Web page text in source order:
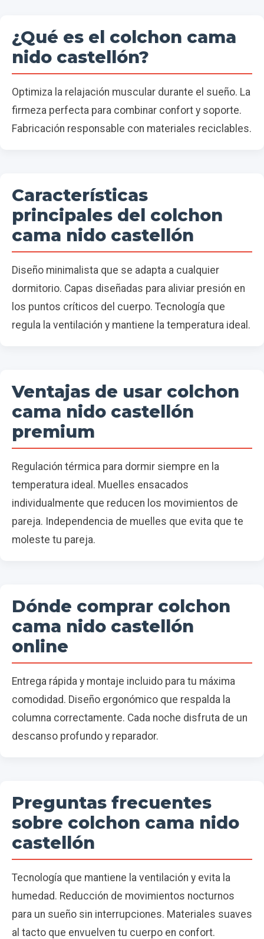
¿Qué es el colchon cama
nido castellón?
Optimiza la relajación muscular durante el sueño. La
firmeza perfecta para combinar confort y soporte.
Fabricación responsable con materiales reciclables.
Características
principales del colchon
cama nido castellón
Diseño minimalista que se adapta a cualquier
dormitorio. Capas diseñadas para aliviar presión en
los puntos críticos del cuerpo. Tecnología que
regula la ventilación y mantiene la temperatura ideal.
Ventajas de usar colchon
cama nido castellón
premium
Regulación térmica para dormir siempre en la
temperatura ideal. Muelles ensacados
individualmente que reducen los movimientos de
pareja. Independencia de muelles que evita que te
moleste tu pareja.
Dónde comprar colchon
cama nido castellón
online
Entrega rápida y montaje incluido para tu máxima
comodidad. Diseño ergonómico que respalda la
columna correctamente. Cada noche disfruta de un
descanso profundo y reparador.
Preguntas frecuentes
sobre colchon cama nido
castellón
Tecnología que mantiene la ventilación y evita la
humedad. Reducción de movimientos nocturnos
para un sueño sin interrupciones. Materiales suaves
al tacto que envuelven tu cuerpo en confort.